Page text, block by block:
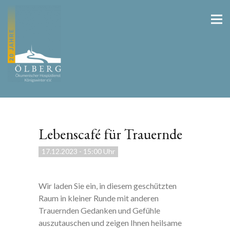
Lebenscafé für Trauernde
17.12.2023 - 15:00 Uhr
Wir laden Sie ein, in diesem geschützten
Raum in kleiner Runde mit anderen
Trauernden Gedanken und Gefühle
auszutauschen und zeigen Ihnen heilsame